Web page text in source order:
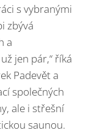
s vybranými
zbývá
a
jen pár,“ říká
Padevět a
společných
ale i střešní
saunou.